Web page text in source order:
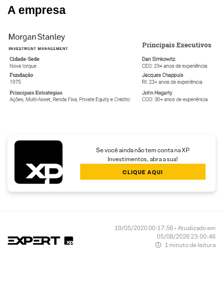
A empresa
Se você ainda não tem conta na XP
Investimentos, abra a sua!
CLIQUE AQUI
19/05/2020 00:17:56 • Atualizado em
05/08/2026 23:00:46
1 minuto de leitura